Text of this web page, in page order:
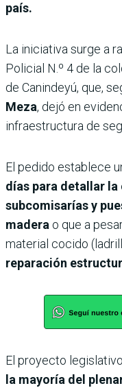
país.
La iniciativa surge a
Policial N.º 4 de la
de Canindeyú, que,
Meza, dejó en
infraestructura de
El pedido establece
días para detallar
subcomisarías y
madera o que a
material cocido
reparación
El proyecto
la mayoría del